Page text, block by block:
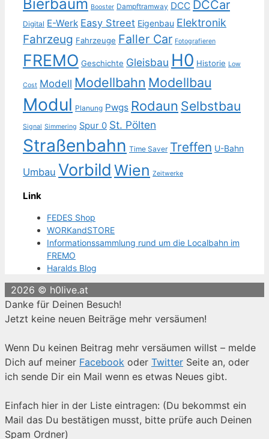
Bierbaum Booster Dampftramway DCC DCCar
Digital E-Werk Easy Street Eigenbau Elektronik
Fahrzeug Fahrzeuge Faller Car Fotografieren
FREMO Geschichte Gleisbau H0 Historie Low
Cost Modell Modellbahn Modellbau
Modul Planung Pwgs Rodaun Selbstbau
Signal Simmering Spur 0 St. Pölten
Straßenbahn Time Saver Treffen U-Bahn
Umbau Vorbild Wien Zeitwerke
Link
FEDES Shop
WORKandSTORE
Informationssammlung rund um die Localbahn im
FREMO
Haralds Blog
2026 © h0live.at
Danke für Deinen Besuch!
Jetzt keine neuen Beiträge mehr versäumen!
Wenn Du keinen Beitrag mehr versäumen willst – melde
Dich auf meiner Facebook oder Twitter Seite an, oder
ich sende Dir ein Mail wenn es etwas Neues gibt.
Einfach hier in der Liste eintragen: (Du bekommst ein
Mail das Du bestätigen musst, bitte prüfe auch Deinen
Spam Ordner)